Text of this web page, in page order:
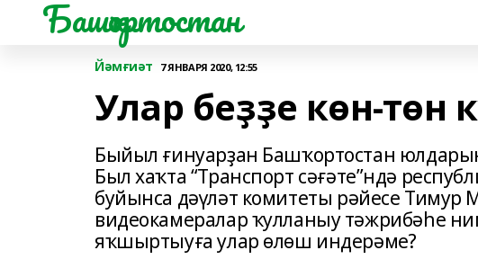
Башҡортостан
Йәмғиәт 7 ЯНВАРЯ 2020, 12:55
Улар беҙҙе көн-төн
Быйыл ғинуарҙан Башҡортостан
Был хаҡта “Транспорт сәғәте”ндә
буйынса дәүләт комитеты рәйесе
видеокамералар ҡулланыу тәжрибәһе
яҡшыртыуға улар өлөш индерәме?